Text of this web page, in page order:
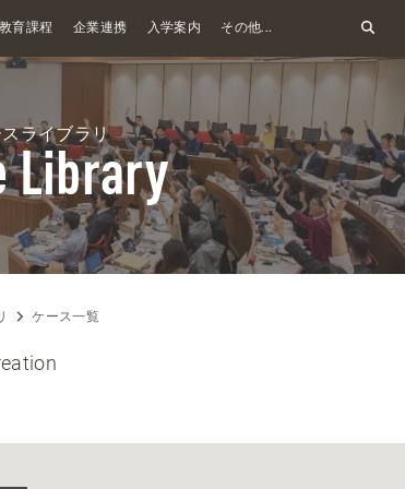
教育課程 企業連携 入学案内 その他...
ライブラリ
Library
ケース一覧